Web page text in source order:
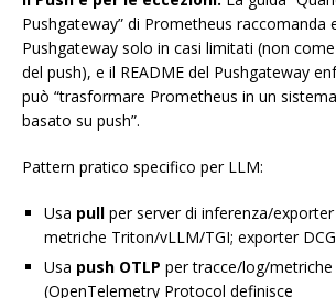
Pushgateway” di Prometheus raccomanda
Pushgateway solo in casi limitati (non
del push), e il README del Pushgateway
può “trasformare Prometheus in un
basato su push”.
Pattern pratico specifico per LLM:
Usa pull per server di inferenza/
metriche Triton/vLLM/TGI; exporter
Usa push OTLP per tracce/log/metriche
(OpenTelemetry Protocol definisce